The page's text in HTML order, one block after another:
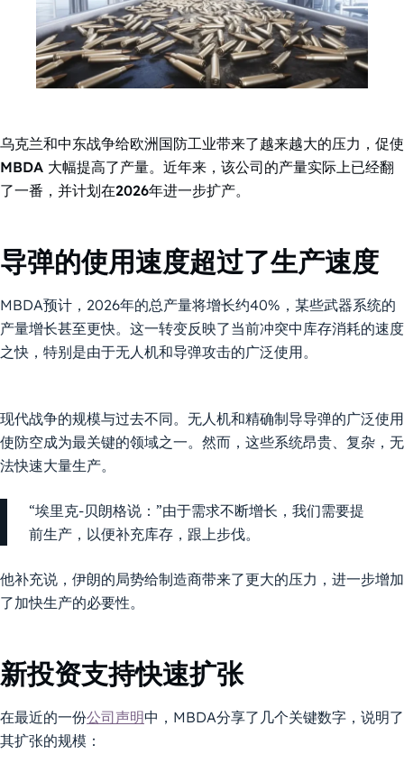
乌克兰和中东战争给欧洲国防工业带来了越来越大的压力，促使
MBDA 大幅提高了产量。近年来，该公司的产量实际上已经翻
了一番，并计划在2026年进一步扩产。
导弹的使用速度超过了生产速度
MBDA预计，2026年的总产量将增长约40%，某些武器系统的
产量增长甚至更快。这一转变反映了当前冲突中库存消耗的速度
之快，特别是由于无人机和导弹攻击的广泛使用。
现代战争的规模与过去不同。无人机和精确制导导弹的广泛使用
使防空成为最关键的领域之一。然而，这些系统昂贵、复杂，无
法快速大量生产。
“埃里克-贝朗格说：”由于需求不断增长，我们需要提
前生产，以便补充库存，跟上步伐。
他补充说，伊朗的局势给制造商带来了更大的压力，进一步增加
了加快生产的必要性。
新投资支持快速扩张
在最近的一份公司声明中，MBDA分享了几个关键数字，说明了
其扩张的规模：